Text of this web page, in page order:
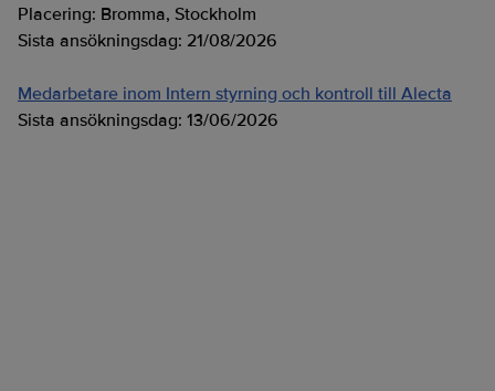
Placering: Bromma, Stockholm
Sista ansökningsdag: 21/08/2026
Medarbetare inom Intern styrning och kontroll till Alecta
Sista ansökningsdag: 13/06/2026